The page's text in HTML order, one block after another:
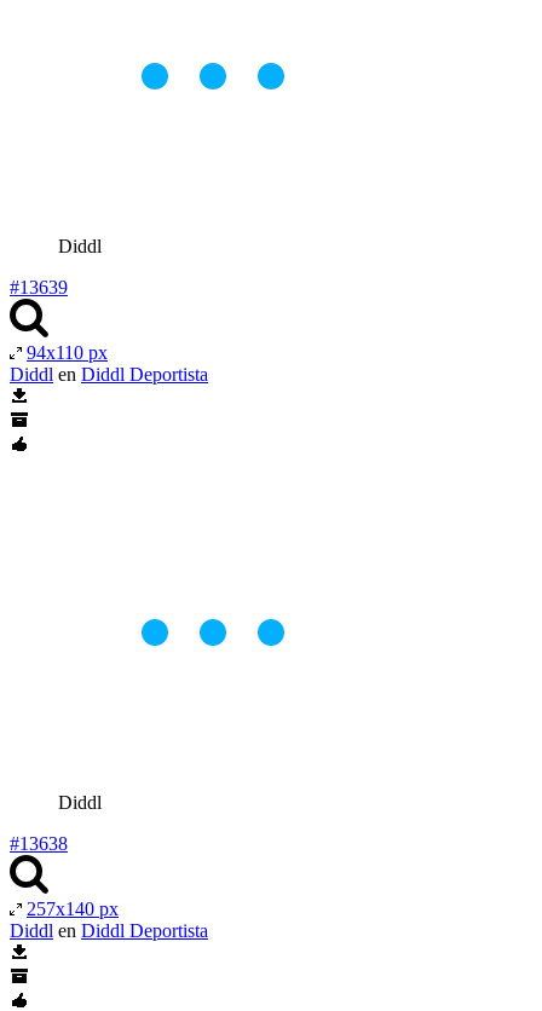
Diddl
#13639
94x110 px
Diddl en Diddl Deportista
Diddl
#13638
257x140 px
Diddl en Diddl Deportista